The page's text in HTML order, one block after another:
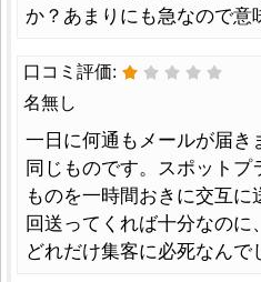
か？あまりにも急なので意
口コミ評価:
名無し
一日に何通もメールが届き
同じものです。スポットプ
ものを一時間おきに交互
回送ってくれば十分なのに
どれだけ集客に必死なんで